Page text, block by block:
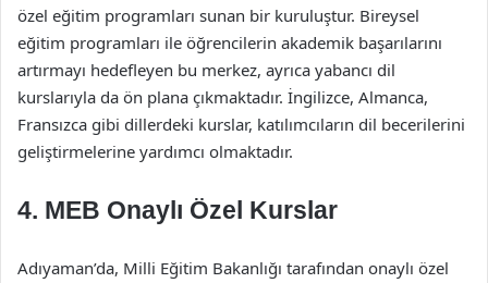
özel eğitim programları sunan bir kuruluştur. Bireysel
eğitim programları ile öğrencilerin akademik başarılarını
artırmayı hedefleyen bu merkez, ayrıca yabancı dil
kurslarıyla da ön plana çıkmaktadır. İngilizce, Almanca,
Fransızca gibi dillerdeki kurslar, katılımcıların dil becerilerini
geliştirmelerine yardımcı olmaktadır.
4. MEB Onaylı Özel Kurslar
Adıyaman’da, Milli Eğitim Bakanlığı tarafından onaylı özel